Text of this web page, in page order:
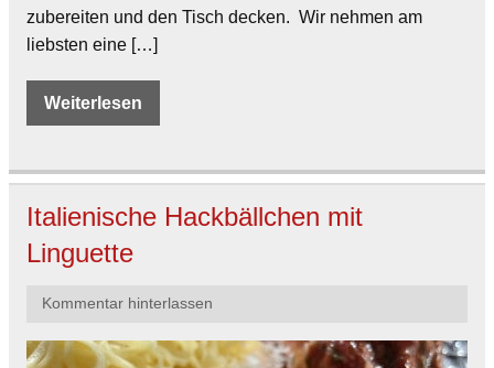
zubereiten und den Tisch decken. Wir nehmen am
liebsten eine […]
Weiterlesen
Italienische Hackbällchen mit
Linguette
Kommentar hinterlassen